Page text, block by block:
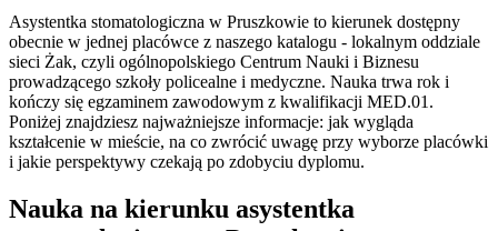
Asystentka stomatologiczna w Pruszkowie to kierunek dostępny
obecnie w jednej placówce z naszego katalogu - lokalnym oddziale
sieci Żak, czyli ogólnopolskiego Centrum Nauki i Biznesu
prowadzącego szkoły policealne i medyczne. Nauka trwa rok i
kończy się egzaminem zawodowym z kwalifikacji MED.01.
Poniżej znajdziesz najważniejsze informacje: jak wygląda
kształcenie w mieście, na co zwrócić uwagę przy wyborze placówki
i jakie perspektywy czekają po zdobyciu dyplomu.
Nauka na kierunku asystentka